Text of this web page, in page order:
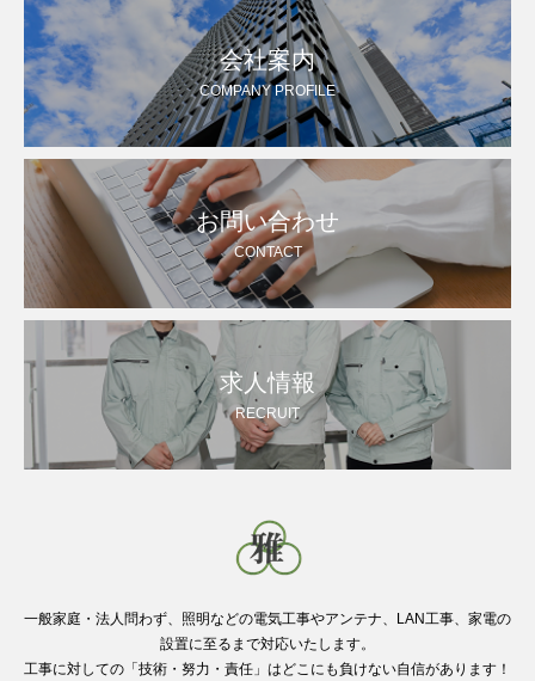
会社案内
COMPANY PROFILE
お問い合わせ
CONTACT
求人情報
RECRUIT
一般家庭・法人問わず、照明などの電気工事やアンテナ、LAN工事、家電の
設置に至るまで対応いたします。
工事に対しての「技術・努力・責任」はどこにも負けない自信があります！